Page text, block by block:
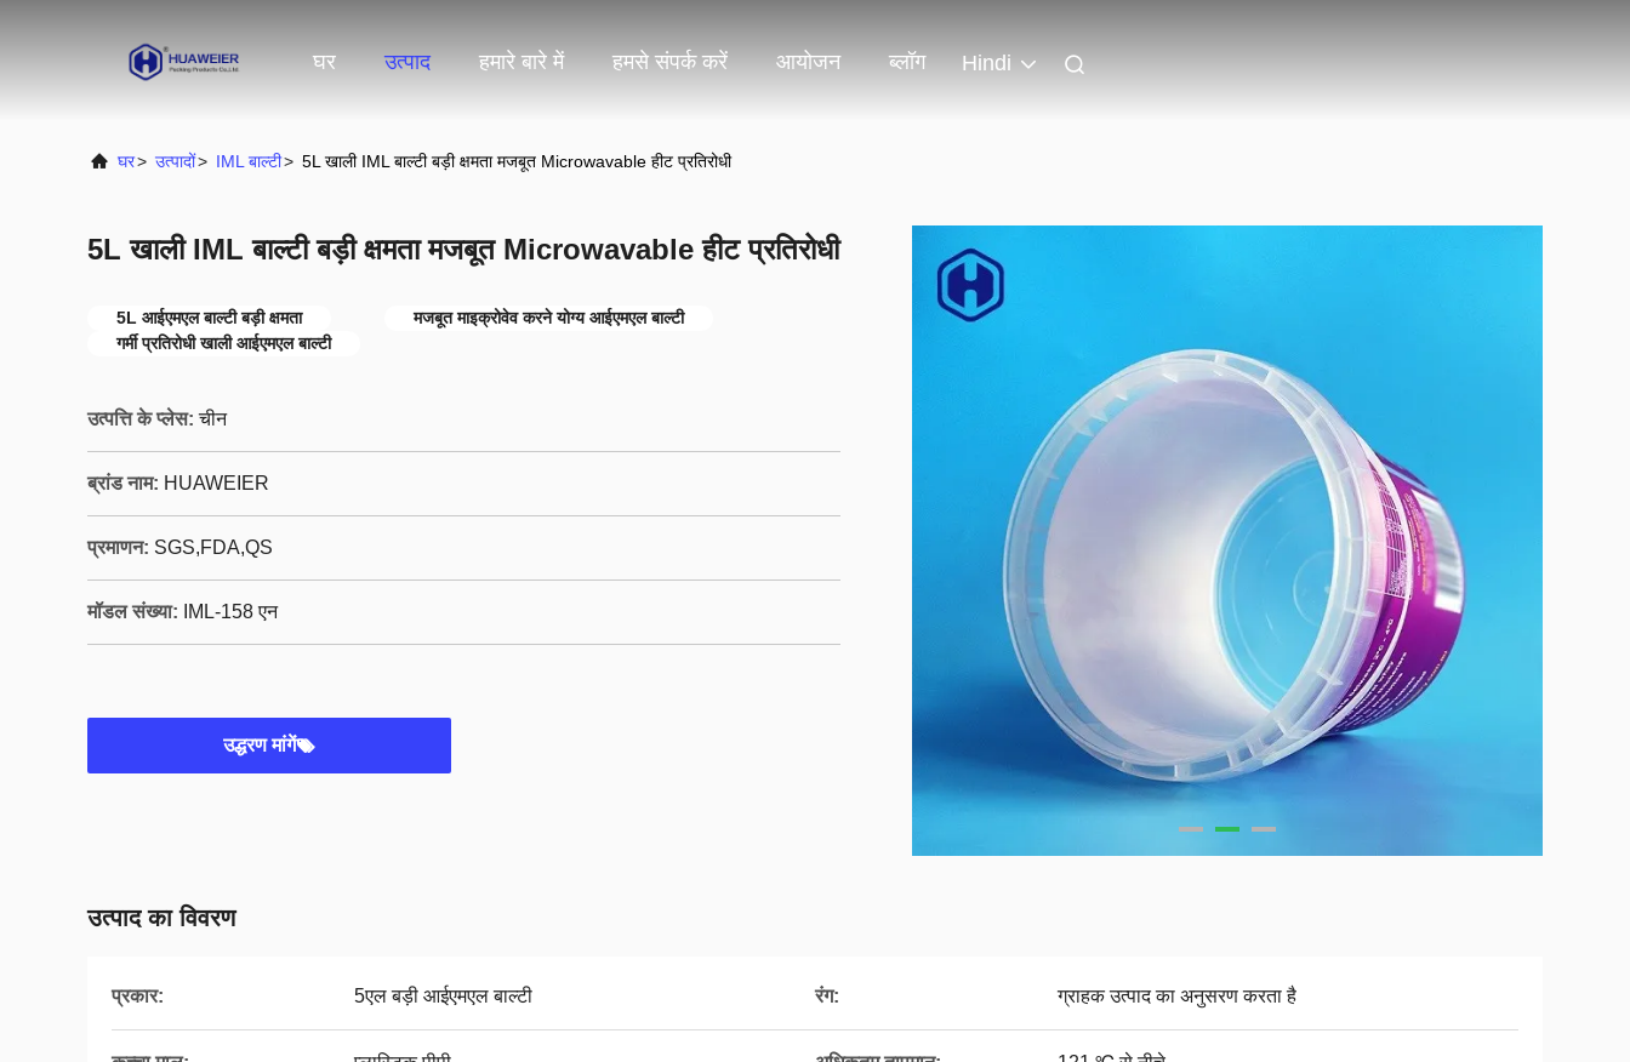
घर उत्पाद हमारे बारे में हमसे संपर्क करें आयोजन ब्लॉग Hindi
घर> उत्पादों> IML बाल्टी> 5L खाली IML बाल्टी बड़ी क्षमता मजबूत Microwavable हीट प्रतिरोधी
5L खाली IML बाल्टी बड़ी क्षमता मजबूत Microwavable हीट प्रतिरोधी
5L आईएमएल बाल्टी बड़ी क्षमता
मजबूत माइक्रोवेव करने योग्य आईएमएल बाल्टी
गर्मी प्रतिरोधी खाली आईएमएल बाल्टी
उत्पत्ति के प्लेस: चीन
ब्रांड नाम: HUAWEIER
प्रमाणन: SGS,FDA,QS
मॉडल संख्या: IML-158 एन
उद्धरण मांगें
उत्पाद का विवरण
प्रकार: 5एल बड़ी आईएमएल बाल्टी रंग: ग्राहक उत्पाद का अनुसरण करता है